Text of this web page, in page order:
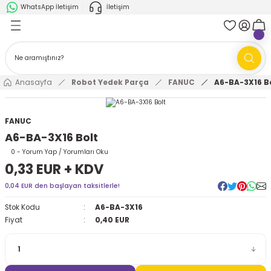
WhatsApp İletişim İletişim
Geri Dön
AMR'ler
Ark Kaynağı Robotları
Ark Kaynağı Robotları
Boya Robotları
Geri Dön
Anasayfa Robot Yedek Parça FANUC A6-BA-3X16
FANUC
A6-BA-3X16 Bolt
0 - Yorum Yap / Yorumları Oku
0,33 EUR + KDV
0,04 EUR den başlayan taksitlerle!
Stok Kodu
A6-BA-3X16
Fiyat
0,40 EUR